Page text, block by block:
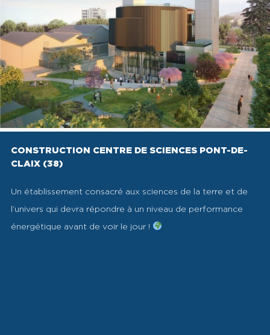
CONSTRUCTION CENTRE DE SCIENCES PONT-DE-
CLAIX (38)
Un établissement consacré aux sciences de la terre et de
l’univers qui devra répondre à un niveau de performance
énergétique avant de voir le jour !